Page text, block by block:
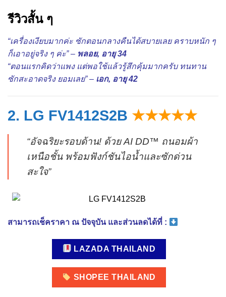
รีวิวสั้น ๆ
“เครื่องเงียบมากค่ะ ซักตอนกลางคืนได้สบายเลย คราบหนัก ๆ
ก็เอาอยู่จริง ๆ ค่ะ” – พลอย, อายุ 34
“ตอนแรกคิดว่าแพง แต่พอใช้แล้วรู้สึกคุ้มมากครับ ทนทาน
ซักสะอาดจริง ยอมเลย” – เอก, อายุ 42
2. LG FV1412S2B ★★★★★
“อัจฉริยะรอบด้าน! ด้วย AI DD™ ถนอมผ้า
เหนือชั้น พร้อมฟังก์ชันไอน้ำและซักด่วน
สะใจ”
สามารถเช็คราคา ณ ปัจจุบัน และส่วนลดได้ที่ :
LAZADA THAILAND
SHOPEE THAILAND